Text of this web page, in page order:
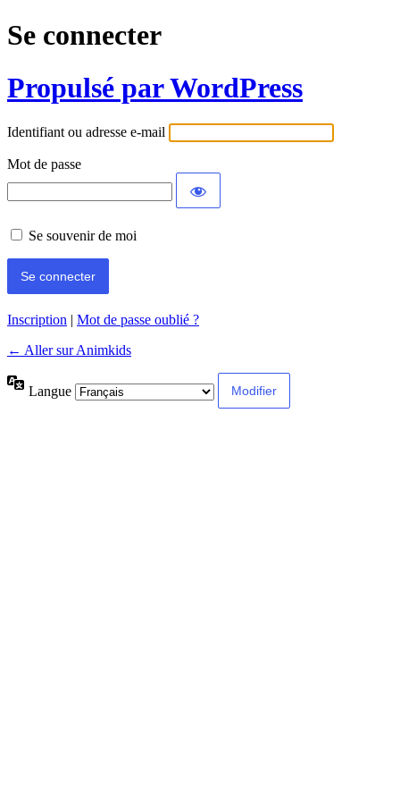
Se connecter
Propulsé par WordPress
Identifiant ou adresse e-mail
Mot de passe
Se souvenir de moi
Inscription | Mot de passe oublié ?
← Aller sur Animkids
Langue